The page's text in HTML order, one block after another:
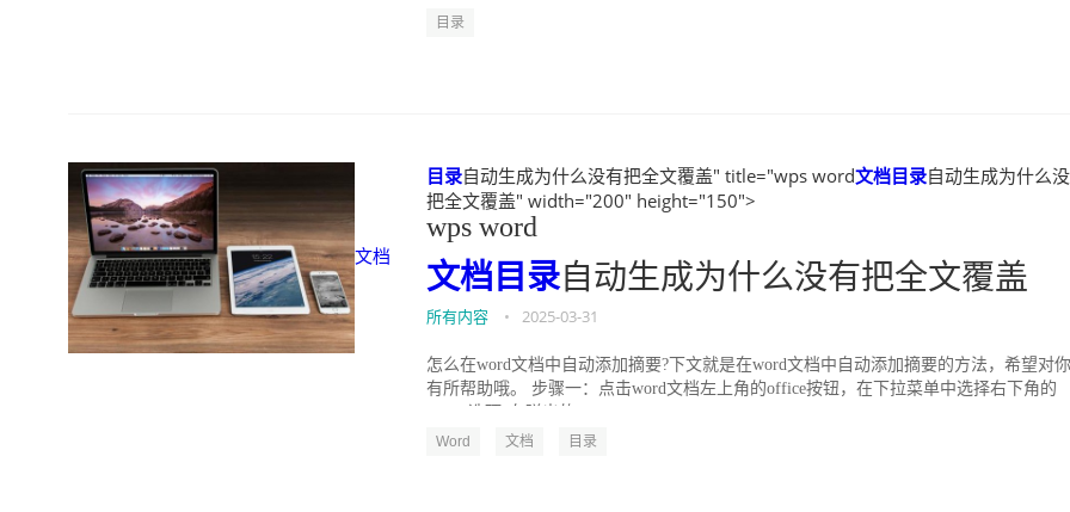
目录
文档
目录自动生成为什么没有把全文覆盖" title="wps word文档目录自动生成为什么
把全文覆盖" width="200" height="150">
wps word
文档目录自动生成为什么没有把全文覆盖
所有内容 • 2025-03-31
怎么在word文档中自动添加摘要?下文就是在word文档中自动添加摘要的方法，希望对
有所帮助哦。 步骤一：点击word文档左上角的office按钮，在下拉菜单中选择右下角的
Word 文档 目录